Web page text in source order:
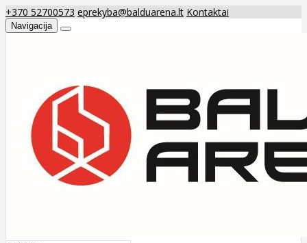
+370 52700573 eprekyba@balduarena.lt Kontaktai
Navigacija